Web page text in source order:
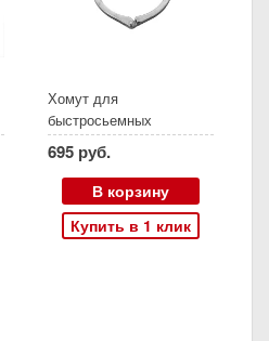
Хомут для
быстросьемных
соединений КЛАМП 4,0"
(DN100)
695 руб.
В корзину
Купить в 1 клик